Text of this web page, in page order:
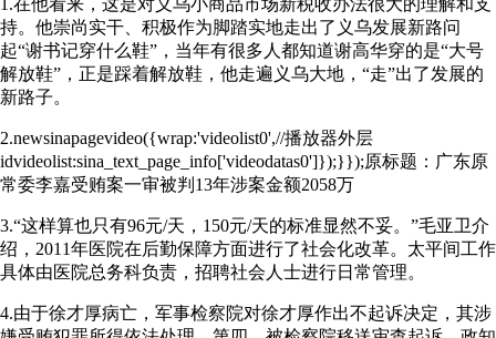
持。他崇尚实干、积极作为脚踏实地走出了义乌发展新路问
起“谢书记穿什么鞋”，当年有很多人都知道谢高华穿的是“大号
解放鞋”，正是踩着解放鞋，他走遍义乌大地，“走”出了发展的
新路子。
2.newsinapagevideo({wrap:'videolist0',//播放器外层
idvideolist:sina_text_page_info['videodatas0']});}});原标题：广东原
常委李嘉受贿案一审被判13年涉案金额2058万
3.“这样算也只有96元/天，150元/天的标准显然不妥。”毛亚卫介
绍，2011年医院在后勤保障方面进行了社会化改革。太平间工作
具体由医院总务科负责，招聘社会人士进行日常管理。
4.由于徐才厚病亡，军事检察院对徐才厚作出不起诉决定，其涉